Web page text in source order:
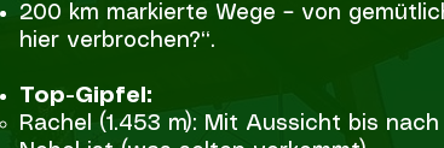
200 km markierte Wege – von
hier verbrochen?“.
Top-Gipfel:
Rachel (1.453 m): Mit Aussicht bis